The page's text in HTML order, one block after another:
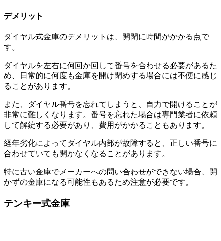
デメリット
ダイヤル式金庫のデメリットは、開閉に時間がかかる点で
す。
ダイヤルを左右に何回か回して番号を合わせる必要があるた
め、日常的に何度も金庫を開け閉めする場合には不便に感じ
ることがあります。
また、ダイヤル番号を忘れてしまうと、自力で開けることが
非常に難しくなります。番号を忘れた場合は専門業者に依頼
して解錠する必要があり、費用がかかることもあります。
経年劣化によってダイヤル内部が故障すると、正しい番号に
合わせていても開かなくなることがあります。
特に古い金庫でメーカーへの問い合わせができない場合、開
かずの金庫になる可能性もあるため注意が必要です。
テンキー式金庫